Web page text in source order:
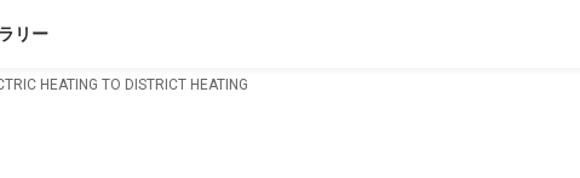
リー
HEATING TO DISTRICT HEATING